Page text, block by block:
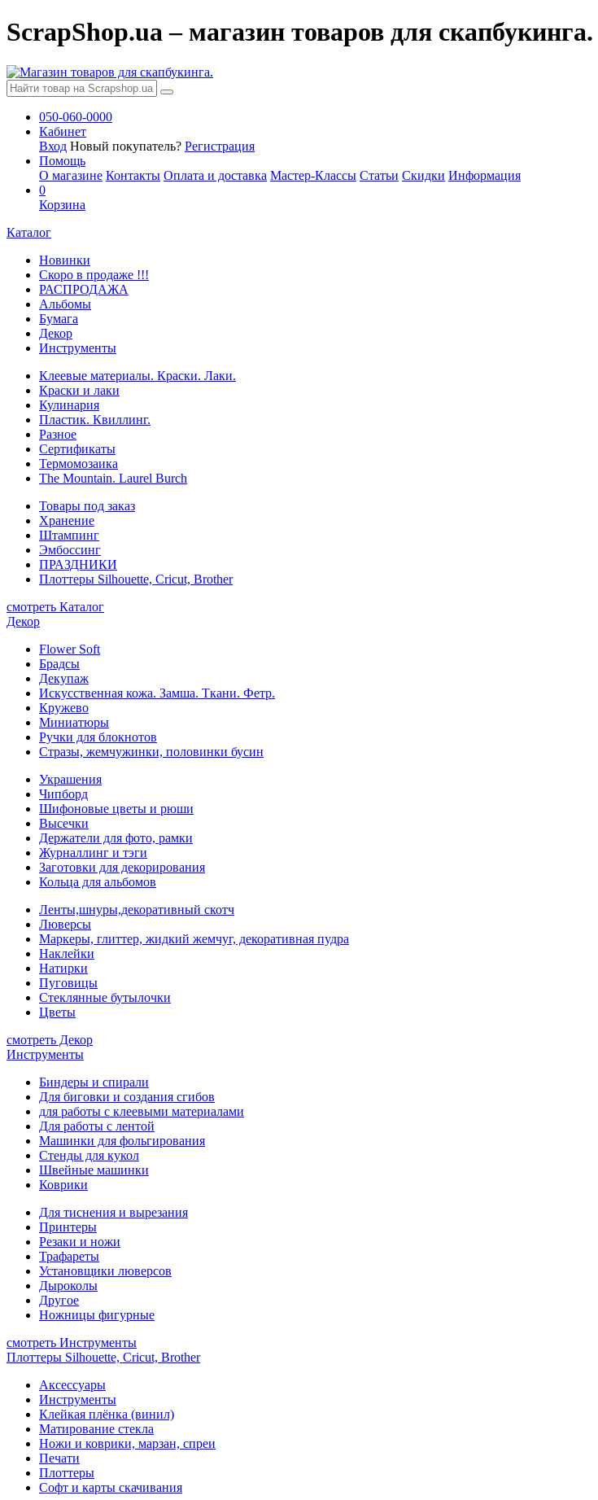
ScrapShop.ua – магазин товаров для скапбукинга.
050-060-0000
Кабинет
Вход Новый покупатель? Регистрация
Помощь
О магазине Контакты Оплата и доставка Мастер-Классы Статьи Скидки Информация
0
Корзина
Каталог
Новинки
Скоро в продаже !!!
РАСПРОДАЖА
Альбомы
Бумага
Декор
Инструменты
Клеевые материалы. Краски. Лаки.
Краски и лаки
Кулинария
Пластик. Квиллинг.
Разное
Сертификаты
Термомозаика
The Mountain. Laurel Burch
Товары под заказ
Хранение
Штампинг
Эмбоссинг
ПРАЗДНИКИ
Плоттеры Silhouette, Cricut, Brother
смотреть Каталог
Декор
Flower Soft
Брадсы
Декупаж
Искусственная кожа. Замша. Ткани. Фетр.
Кружево
Миниатюры
Ручки для блокнотов
Стразы, жемчужинки, половинки бусин
Украшения
Чипборд
Шифоновые цветы и рюши
Высечки
Держатели для фото, рамки
Журналлинг и тэги
Заготовки для декорирования
Кольца для альбомов
Ленты,шнуры,декоративный скотч
Люверсы
Маркеры, глиттер, жидкий жемчуг, декоративная пудра
Наклейки
Натирки
Пуговицы
Стеклянные бутылочки
Цветы
смотреть Декор
Инструменты
Биндеры и спирали
Для биговки и создания сгибов
для работы с клеевыми материалами
Для работы с лентой
Машинки для фольгирования
Стенды для кукол
Швейные машинки
Коврики
Для тиснения и вырезания
Принтеры
Резаки и ножи
Трафареты
Установщики люверсов
Дыроколы
Другое
Ножницы фигурные
смотреть Инструменты
Плоттеры Silhouette, Cricut, Brother
Аксессуары
Инструменты
Клейкая плёнка (винил)
Матирование стекла
Ножи и коврики, марзан, спреи
Печати
Плоттеры
Софт и карты скачивания